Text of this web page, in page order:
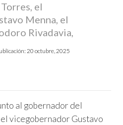
el
Menna, el
Rivadavia,
20 octubre, 2025
al gobernador del
vicegobernador Gustavo